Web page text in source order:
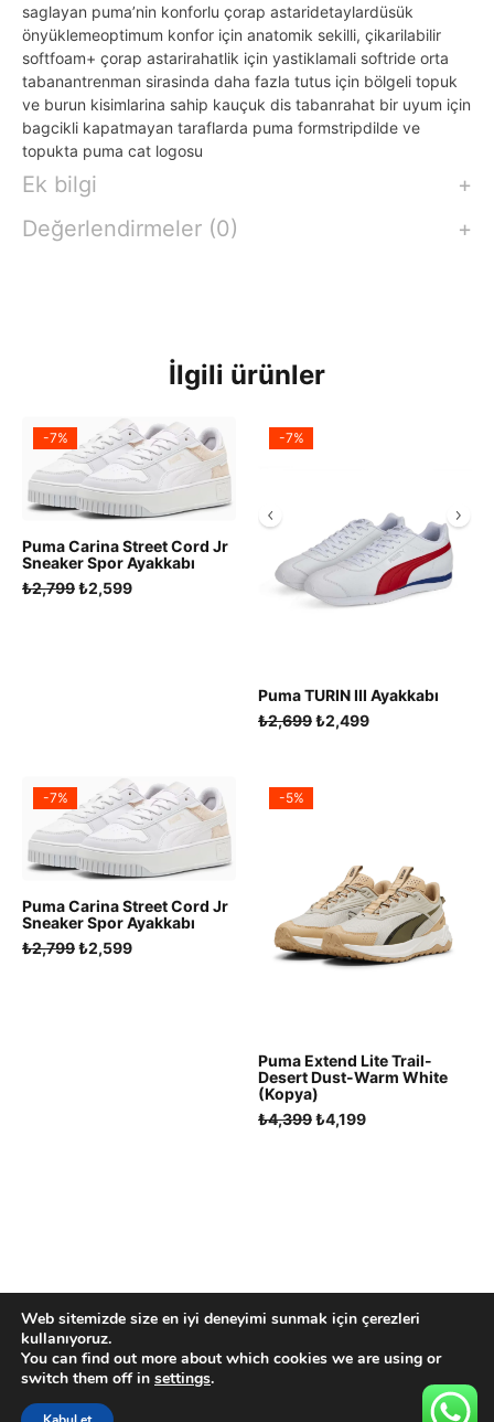
saglayan puma’nin konforlu çorap astaridetaylardüsük
önyüklemeoptimum konfor için anatomik sekilli, çikarilabilir
softfoam+ çorap astarirahatlik için yastiklamali softride orta
tabanantrenman sirasinda daha fazla tutus için bölgeli topuk
ve burun kisimlarina sahip kauçuk dis tabanrahat bir uyum için
bagcikli kapatmayan taraflarda puma formstripdilde ve
topukta puma cat logosu
Ek bilgi
Değerlendirmeler (0)
İlgili ürünler
-7%
Puma Carina Street Cord Jr
Sneaker Spor Ayakkabı
₺2,799Orijinal
₺2,599Şu
-7%
Puma TURIN III Ayakkabı
₺2,699Orijinal
₺2,499Şu
-7%
Puma Carina Street Cord Jr
Sneaker Spor Ayakkabı
₺2,799Orijinal
₺2,599Şu
-5%
Puma Extend Lite Trail-
Desert Dust-Warm White
(Kopya)
₺4,399Orijinal
₺4,199Şu
2026 Created by LaStudio
Web sitemizde size en iyi deneyimi sunmak için çerezleri
kullanıyoruz.
You can find out more about which cookies we are using or
switch them off in settings.